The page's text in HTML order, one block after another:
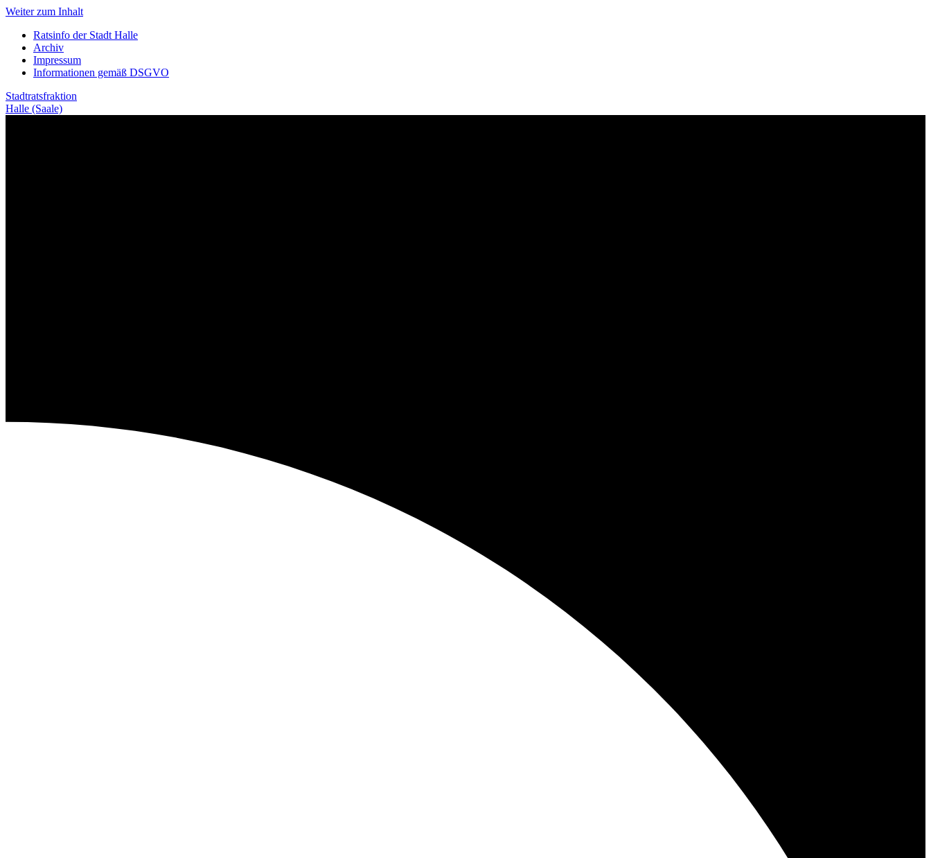
Weiter zum Inhalt
Ratsinfo der Stadt Halle
Archiv
Impressum
Informationen gemäß DSGVO
Stadtratsfraktion
Halle (Saale)